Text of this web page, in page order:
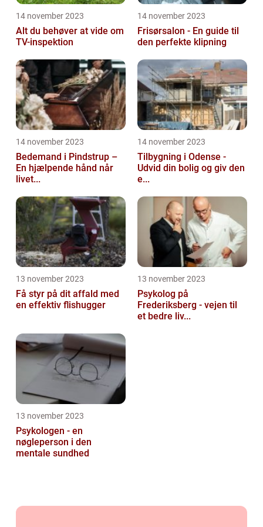
14 november 2023
Alt du behøver at vide om
TV-inspektion
14 november 2023
Frisørsalon - En guide til
den perfekte klipning
14 november 2023
Bedemand i Pindstrup –
En hjælpende hånd når
livet...
14 november 2023
Tilbygning i Odense -
Udvid din bolig og giv den
e...
13 november 2023
Få styr på dit affald med
en effektiv flishugger
13 november 2023
Psykolog på
Frederiksberg - vejen til
et bedre liv...
13 november 2023
Psykologen - en
nøgleperson i den
mentale sundhed